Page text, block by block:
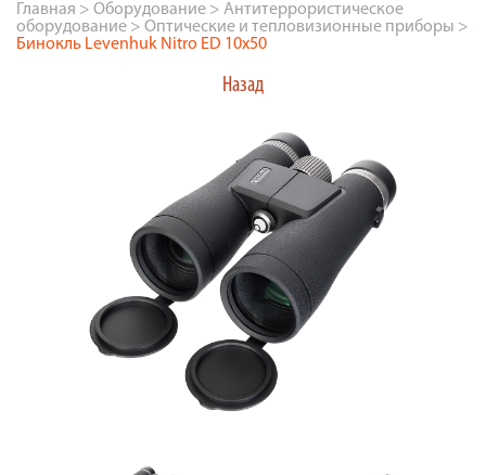
Главная > Оборудование > Антитеррористическое
оборудование > Оптические и тепловизионные приборы >
Бинокль Levenhuk Nitro ED 10x50
Назад